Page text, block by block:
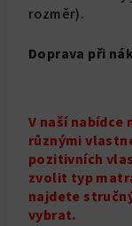
rozměr).
Doprava při
V naší nabídce
různými
pozitivních
zvolit typ
najdete
vybrat.